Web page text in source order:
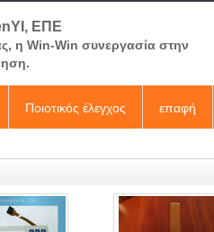
ΕΠΕ
η Win-Win συνεργασία στην
Ποιοτικός έλεγχος επαφή